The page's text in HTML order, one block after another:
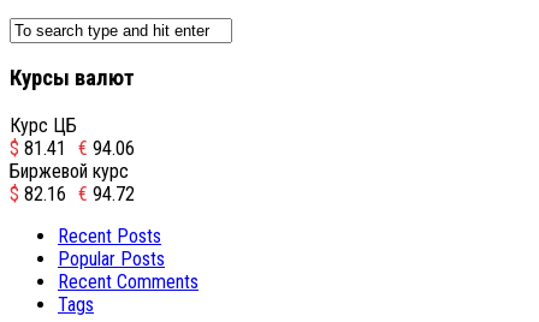
Курсы валют
Курс ЦБ
$ 81.41 € 94.06
Биржевой курс
$ 82.16 € 94.72
Recent Posts
Popular Posts
Recent Comments
Tags